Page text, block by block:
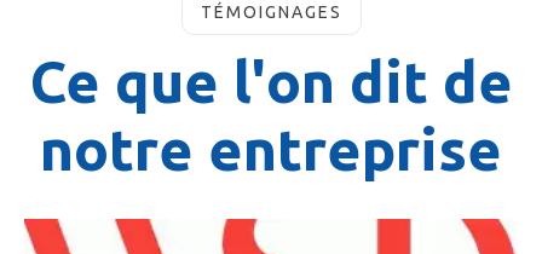
TÉMOIGNAGES
Ce que l'on dit de
notre entreprise